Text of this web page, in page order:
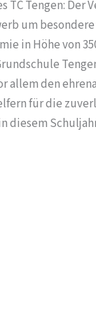
TC Tengen: Der
um
in Höhe von
allem den
für die
diesem